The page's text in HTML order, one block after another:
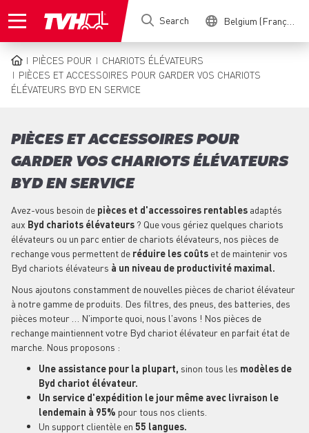
to
Search Belgium (Français)
BREADCRUMB
PIÈCES POUR
CHARIOTS ÉLÉVATEURS
PIÈCES ET ACCESSOIRES POUR GARDER VOS CHARIOTS
ÉLÉVATEURS BYD EN SERVICE
PIÈCES ET ACCESSOIRES POUR
GARDER VOS CHARIOTS ÉLÉVATEURS
BYD EN SERVICE
Avez-vous besoin de pièces et d'accessoires rentables adaptés
aux Byd chariots élévateurs ? Que vous gériez quelques chariots
élévateurs ou un parc entier de chariots élévateurs, nos pièces de
rechange vous permettent de réduire les coûts et de maintenir vos
Byd chariots élévateurs à un niveau de productivité maximal.
Nous ajoutons constamment de nouvelles pièces de chariot élévateur
à notre gamme de produits. Des filtres, des pneus, des batteries, des
pièces moteur … N'importe quoi, nous l'avons ! Nos pièces de
rechange maintiennent votre Byd chariot élévateur en parfait état de
marche. Nous proposons :
Une assistance pour la plupart, sinon tous les modèles de
Byd chariot élévateur.
Un service d'expédition le jour même avec livraison le
lendemain à 95% pour tous nos clients.
Un support clientèle en 55 langues.